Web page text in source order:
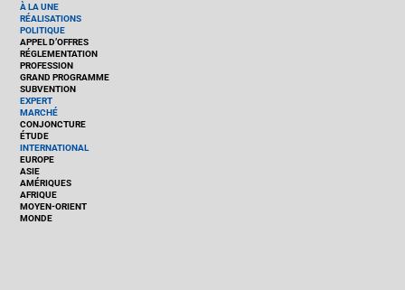
À LA UNE
RÉALISATIONS
POLITIQUE
APPEL D’OFFRES
RÉGLEMENTATION
PROFESSION
GRAND PROGRAMME
SUBVENTION
EXPERT
MARCHÉ
CONJONCTURE
ÉTUDE
INTERNATIONAL
EUROPE
ASIE
AMÉRIQUES
AFRIQUE
MOYEN-ORIENT
MONDE